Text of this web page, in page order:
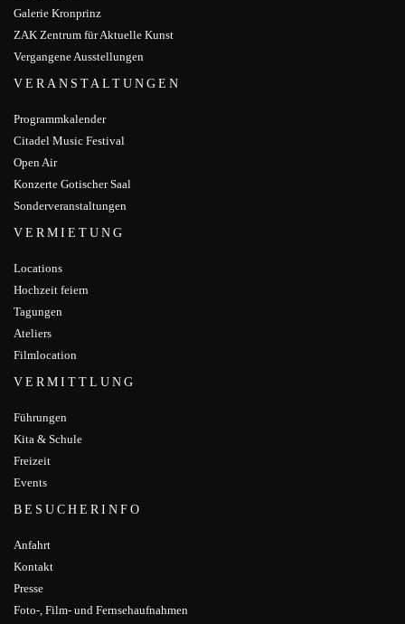
Galerie Kronprinz
ZAK Zentrum für Aktuelle Kunst
Vergangene Ausstellungen
VERANSTALTUNGEN
Programmkalender
Citadel Music Festival
Open Air
Konzerte Gotischer Saal
Sonderveranstaltungen
VERMIETUNG
Locations
Hochzeit feiern
Tagungen
Ateliers
Filmlocation
VERMITTLUNG
Führungen
Kita & Schule
Freizeit
Events
BESUCHERINFO
Anfahrt
Kontakt
Presse
Foto-, Film- und Fernsehaufnahmen